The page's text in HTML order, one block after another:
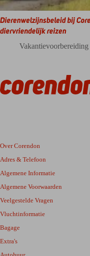
Dierenwelzijnsbeleid bij
diervriendelijk reizen
Vakantievoorbereiding
Over Corendon
Adres & Telefoon
Algemene Informatie
Algemene Voorwaarden
Veelgestelde Vragen
Vluchtinformatie
Bagage
Extra's